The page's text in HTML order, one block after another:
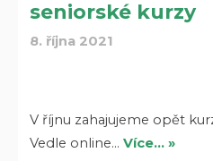
seniorské kurzy
8. října 2021
V říjnu zahajujeme opět
Vedle online…Více… »